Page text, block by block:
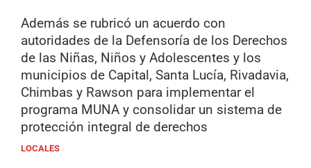
Además se rubricó un acuerdo con
autoridades de la Defensoría de los Derechos
de las Niñas, Niños y Adolescentes y los
municipios de Capital, Santa Lucía, Rivadavia,
Chimbas y Rawson para implementar el
programa MUNA y consolidar un sistema de
protección integral de derechos
LOCALES